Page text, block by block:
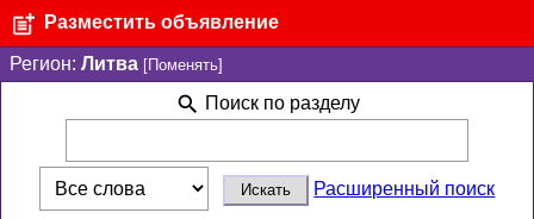
Разместить объявление
Регион: Литва [Поменять]
Поиск по разделу
Расширенный поиск